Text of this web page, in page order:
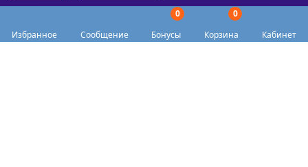
Избранное Сообщение
0
Бонусы
0
Корзина
Кабинет